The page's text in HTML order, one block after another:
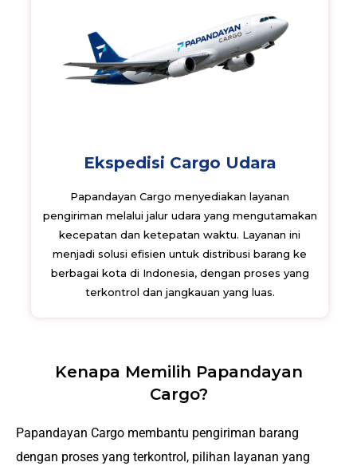
Ekspedisi Cargo Udara
Papandayan Cargo menyediakan layanan
pengiriman melalui jalur udara yang mengutamakan
kecepatan dan ketepatan waktu. Layanan ini
menjadi solusi efisien untuk distribusi barang ke
berbagai kota di Indonesia, dengan proses yang
terkontrol dan jangkauan yang luas.
Kenapa Memilih Papandayan
Cargo?
Papandayan Cargo membantu pengiriman barang
dengan proses yang terkontrol, pilihan layanan yang